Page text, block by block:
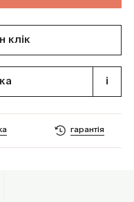
клік
i
гарантія